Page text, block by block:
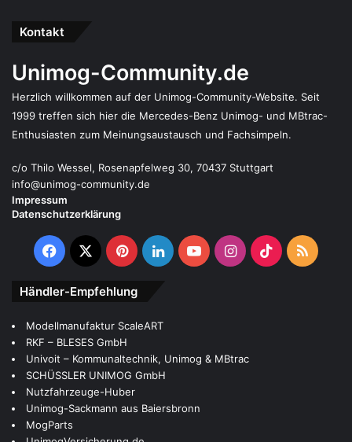
Kontakt
Unimog-Community.de
Herzlich willkommen auf der Unimog-Community-Website. Seit
1999 treffen sich hier die Mercedes-Benz Unimog- und MBtrac-
Enthusiasten zum Meinungsaustausch und Fachsimpeln.
c/o Thilo Wessel, Rosenapfelweg 30, 70437 Stuttgart
info@unimog-community.de
Impressum
Datenschutzerklärung
Facebook
X PinterestLinkedInYouTubeInstagram
TikTokRSS
Händler-Empfehlung
Modellmanufaktur ScaleART
RKF – BLESES GmbH
Univoit – Kommunaltechnik, Unimog & MBtrac
SCHÜSSLER UNIMOG GmbH
Nutzfahrzeuge-Huber
Unimog-Sackmann aus Baiersbronn
MogParts